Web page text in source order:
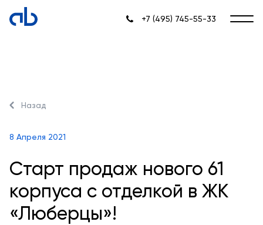
+7 (495) 745-55-33
Назад
8 Апреля 2021
Старт продаж нового 61
корпуса с отделкой в ЖК
«Люберцы»!